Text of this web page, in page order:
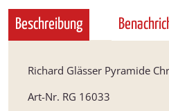
Beschreibung
Richard Glässer Pyramide
Art-Nr. RG 16033